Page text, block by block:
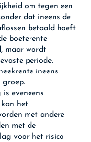
om tegen een
dat ineens de
betaald hoeft
boeterente
maar wordt
periode.
ineens
groep.
eveneens
het
met andere
met de
voor het risico